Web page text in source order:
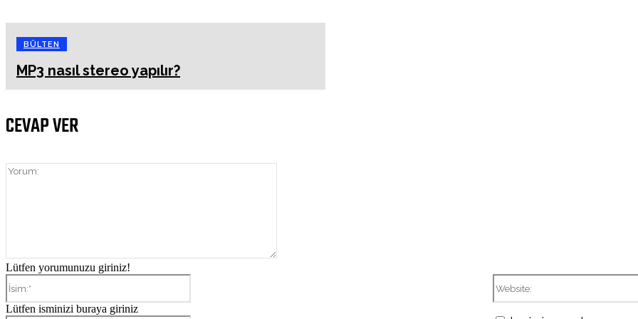
BÜLTEN
MP3 nasıl stereo yapılır?
CEVAP VER
Lütfen yorumunuzu giriniz!
Lütfen isminizi buraya giriniz